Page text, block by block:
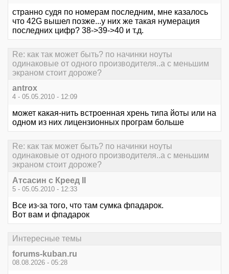
странно судя по номерам последним, мне казалось
что 42G вышел позже...у них же такая нумерация
последних цифр? 38->39->40 и т.д.
Re: как так может быть? по начинки ноуты
одинаковые от одного производителя..а с меньшим
экраном стоит дороже?
antrox
4 - 05.05.2010 - 12:09
может какая-нить встроенная хрень типа йоты или на
одном из них лицензионных програм больше
Re: как так может быть? по начинки ноуты
одинаковые от одного производителя..а с меньшим
экраном стоит дороже?
Атсасин с Креед II
5 - 05.05.2010 - 12:33
Все из-за того, что там сумка фпадарок.
Вот вам и фпадарок
Интересные темы
forums-kuban.ru
08.08.2026 - 05:28